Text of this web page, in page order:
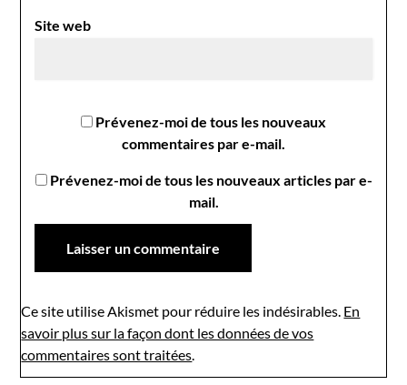
Site web
Prévenez-moi de tous les nouveaux
commentaires par e-mail.
Prévenez-moi de tous les nouveaux articles par e-
mail.
Ce site utilise Akismet pour réduire les indésirables. En
savoir plus sur la façon dont les données de vos
commentaires sont traitées